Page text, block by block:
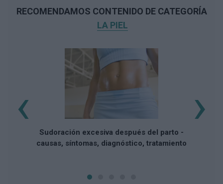
RECOMENDAMOS CONTENIDO DE CATEGORÍA
LA PIEL
Sudoración excesiva después del parto -
causas, síntomas, diagnóstico, tratamiento
‹ ›